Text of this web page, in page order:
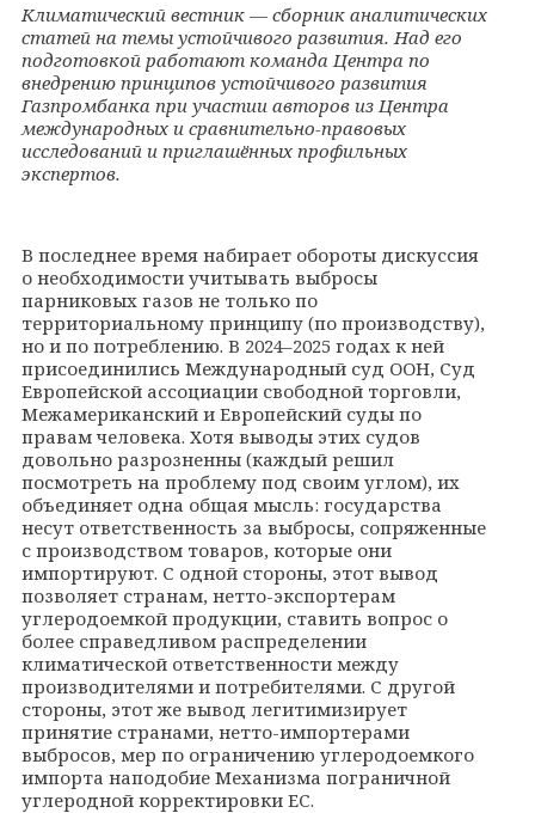
Климатический вестник — сборник аналитических
статей на темы устойчивого развития. Над его
подготовкой работают команда Центра по
внедрению принципов устойчивого развития
Газпромбанка при участии авторов из Центра
международных и сравнительно-правовых
исследований и приглашённых профильных
экспертов.
В последнее время набирает обороты дискуссия
о необходимости учитывать выбросы
парниковых газов не только по
территориальному принципу (по производству),
но и по потреблению. В 2024–2025 годах к ней
присоединились Международный суд ООН, Суд
Европейской ассоциации свободной торговли,
Межамериканский и Европейский суды по
правам человека. Хотя выводы этих судов
довольно разрозненны (каждый решил
посмотреть на проблему под своим углом), их
объединяет одна общая мысль: государства
несут ответственность за выбросы, сопряженные
с производством товаров, которые они
импортируют. С одной стороны, этот вывод
позволяет странам, нетто-экспортерам
углеродоемкой продукции, ставить вопрос о
более справедливом распределении
климатической ответственности между
производителями и потребителями. С другой
стороны, этот же вывод легитимизирует
принятие странами, нетто-импортерами
выбросов, мер по ограничению углеродоемкого
импорта наподобие Механизма пограничной
углеродной корректировки ЕС.